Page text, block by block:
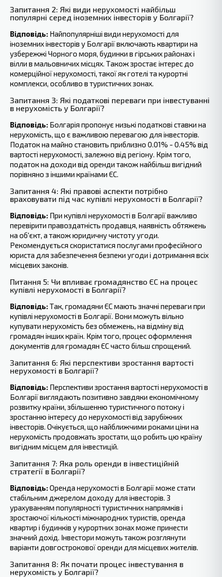
Запитання 2: Які види нерухомості найбільш
популярні серед іноземних інвесторів у Болгарії?
Відповідь: Найпопулярніші види нерухомості для
іноземних інвесторів у Болгарії включають квартири на
узбережжі Чорного моря, будинки в гірських районах і
вілли в мальовничих місцях. Також зростає інтерес до
комерційної нерухомості, такої як‍ готелі та курортні
комплекси, особливо в туристичних зонах.
Запитання 3: Які податкові‍ переваги при інвестуванні
в нерухомість у Болгарії?
Відповідь: Болгарія пропонує‍ низькі податкові ставки на
нерухомість, що є важливою перевагою для інвесторів.
Податок на майно становить приблизно 0.01% - 0.45% від
вартості нерухомості, залежно від регіону. Крім того,
податок на доходи від оренди також найбільш вигідний
порівняно з іншими країнами ЄС.
Запитання 4: Які правові аспекти потрібно
враховувати під час купівлі нерухомості в Болгарії?
Відповідь: При купівлі нерухомості в Болгарії важливо
перевірити правоздатність продавця, наявність обтяжень
на об'єкт, а також юридичну чистоту угоди.
Рекомендується скористатися послугами професійного
юриста для забезпечення безпеки‍ угоди і дотримання всіх
місцевих законів.
Питання 5: Чи впливає громадянство ЄС на процес
купівлі нерухомості в Болгарії?
Відповідь:Так, громадяни ЄС мають значні переваги при
купівлі нерухомості в Болгарії. Вони можуть вільно
купувати нерухомість без обмежень, на відміну від
громадян інших країн. Крім‍ того, процес оформлення
документів для громадян ЄС часто більш‍ спрощений.
Запитання 6: Які перспективи зростання вартості
нерухомості в Болгарії?
Відповідь: Перспективи зростання вартості нерухомості в
Болгарії виглядають позитивно завдяки економічному
розвитку країни, збільшенню туристичного потоку і
зростанню інтересу до нерухомості‍ від зарубіжних
інвесторів. Очікується, що найближчими роками ціни на
нерухомість продовжать зростати, що робить цю ‍країну
‍вигідним місцем для інвестицій.
Запитання 7: Яка роль оренди в інвестиційній
стратегії в Болгарії?
Відповідь:Оренда нерухомості в Болгарії може стати
стабільним джерелом доходу для інвесторів. З
урахуванням популярності туристичних напрямків і
зростаючої кількості міжнародних туристів, оренда
квартир і будинків у курортних зонах може принести
значний дохід. Інвестори можуть також розглянути
варіанти довгострокової оренди для місцевих жителів.
Запитання 8: Як почати процес інвестування в
нерухомість у Болгарії?